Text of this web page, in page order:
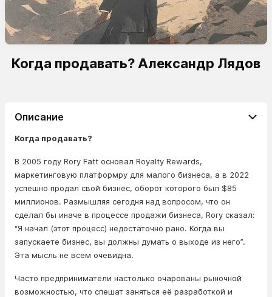
Когда продавать? Александр Лядов
Описание
Когда продавать?
В 2005 году Rory Fatt основал Royalty Rewards,
маркетинговую платформру для малого бизнеса, а в 2022
успешно продал свой бизнес, оборот которого был $85
миллионов. Размышляя сегодня над вопросом, что он
сделал бы иначе в процессе продажи бизнеса, Rory сказал:
“Я начал (этот процесс) недостаточно рано. Когда вы
запускаете бизнес, вы должны думать о выходе из него”.
Эта мысль не всем очевидна.
Часто предприниматели настолько очарованы рыночной
возможностью, что спешат заняться её разработкой и